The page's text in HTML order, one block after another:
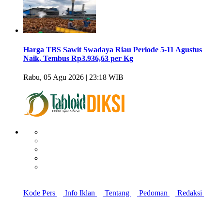
Harga TBS Sawit Swadaya Riau Periode 5-11 Agustus
Naik, Tembus Rp3.936,63 per Kg
Rabu, 05 Agu 2026 | 23:18 WIB
Kode Pers Info Iklan Tentang Pedoman Redaksi